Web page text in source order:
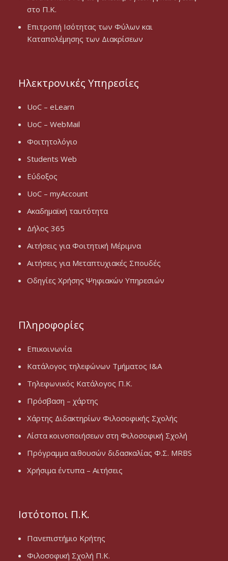
στο Π.Κ.
Επιτροπή Ισότητας των Φύλων και
Καταπολέμησης των Διακρίσεων
Ηλεκτρονικές Υπηρεσίες
UoC – eLearn
UoC – WebMail
Φοιτητολόγιο
Students Web
Εύδοξος
UoC – myAccount
Ακαδημαϊκή ταυτότητα
Δήλος 365
Αιτήσεις για Φοιτητική Μέριμνα
Αιτήσεις για Μεταπτυχιακές Σπουδές
Οδηγίες Χρήσης Ψηφιακών Υπηρεσιών
Πληροφορίες
Επικοινωνία
Κατάλογος τηλεφώνων Τμήματος Ι&Α
Τηλεφωνικός Κατάλογος Π.Κ.
Πρόσβαση – χάρτης
Χάρτης Διδακτηρίων Φιλοσοφικής Σχολής
Λίστα κοινοποιήσεων στη Φιλοσοφική Σχολή
Πρόγραμμα αιθουσών διδασκαλίας Φ.Σ. MRBS
Χρήσιμα έντυπα – Αιτήσεις
Ιστότοποι Π.Κ.
Πανεπιστήμιο Κρήτης
Φιλοσοφική Σχολή Π.Κ.